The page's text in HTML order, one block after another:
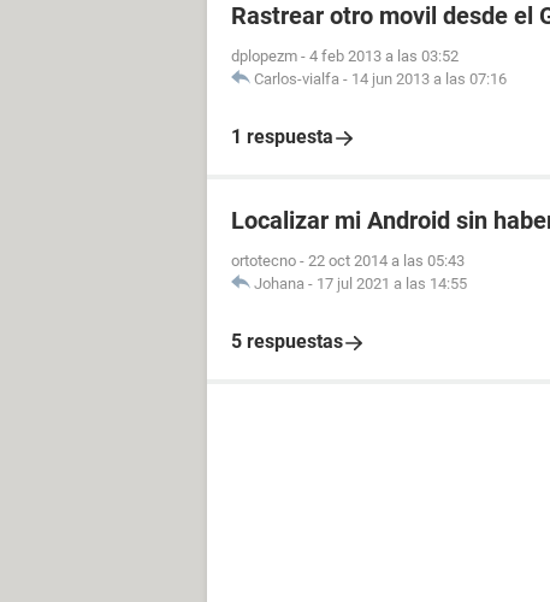
Rastrear otro movil desde el
dplopezm - 4 feb 2013 a las 03:52
Carlos-vialfa - 14 jun 2013 a las 07:16
1 respuesta
Localizar mi Android sin
ortotecno - 22 oct 2014 a las 05:43
Johana - 17 jul 2021 a las 14:55
5 respuestas